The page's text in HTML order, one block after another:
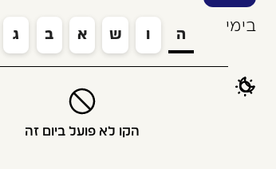
בימי
ה ו ש א ב ג
הקו לא פועל ביום זה